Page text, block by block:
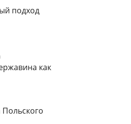
подход
как